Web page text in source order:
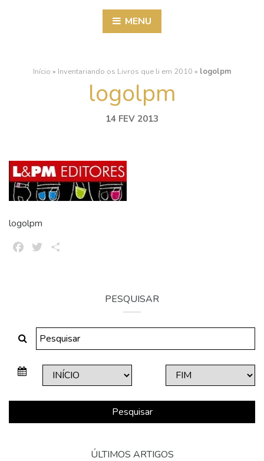
MENU
Início » Inventariando os Livros que li em 2010 » logolpm
logolpm
14 FEV 2013
logolpm
FacebookTwitter
PESQUISAR
Pesquisar
ÚLTIMOS ARTIGOS